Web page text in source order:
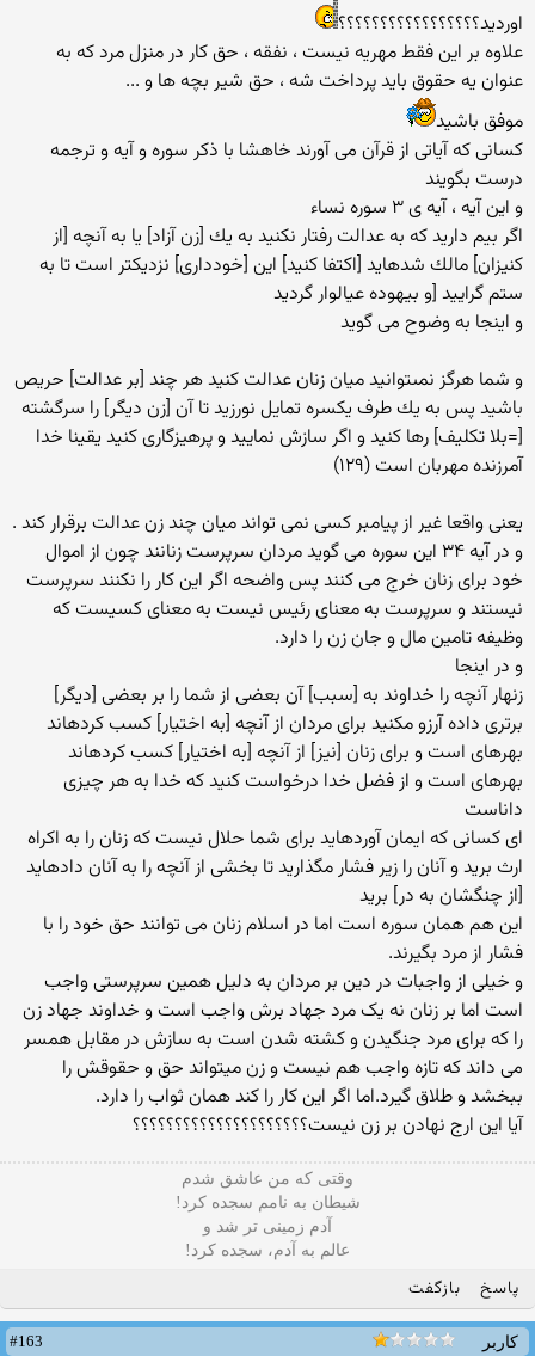
اوردید؟؟؟؟؟؟؟؟؟؟؟؟؟؟؟؟؟
علاوه بر این فقط مهریه نیست ، نفقه ، حق کار در منزل مرد که به
عنوان یه حقوق باید پرداخت شه ، حق شیر بچه ها و ...
موفق باشید
کسانی که آیاتی از قرآن می آورند خاهشا با ذکر سوره و آیه و ترجمه
درست بگویند
و این آیه ، آیه ی ۳ سوره نساء
اگر بيم داريد كه به عدالت رفتار نكنيد به يك [زن آزاد] يا به آنچه [از
كنيزان] مالك شده‏ايد [اكتفا كنيد] اين [خوددارى] نزديكتر است تا به
ستم گراييد [و بيهوده عيال‏وار گرديد
و اینجا به وضوح می گوید
و شما هرگز نمى‏توانيد ميان زنان عدالت كنيد هر چند [بر عدالت] حريص
باشيد پس به يك طرف يكسره تمايل نورزيد تا آن [زن ديگر] را سرگشته
[=بلا تكليف] رها كنيد و اگر سازش نماييد و پرهيزگارى كنيد يقينا خدا
آمرزنده مهربان است (۱۲۹)
یعنی واقعا غیر از پیامبر کسی نمی تواند میان چند زن عدالت برقرار کند .
و در آیه ۳۴ این سوره می گوید مردان سرپرست زنانند چون از اموال
خود برای زنان خرج می کنند پس واضحه اگر این کار را نکنند سرپرست
نیستند و سرپرست به معنای رئیس نیست به معنای کسیست که
وظیفه تامین مال و جان زن را دارد.
و در اینجا
زنهار آنچه را خداوند به [سبب] آن بعضى از شما را بر بعضى [ديگر]
برترى داده آرزو مكنيد براى مردان از آنچه [به اختيار] كسب كرده‏اند
بهره‏اى است و براى زنان [نيز] از آنچه [به اختيار] كسب كرده‏اند
بهره‏اى است و از فضل خدا درخواست كنيد كه خدا به هر چيزى
داناست
اى كسانى كه ايمان آورده‏ايد براى شما حلال نيست كه زنان را به اكراه
ارث بريد و آنان را زير فشار مگذاريد تا بخشى از آنچه را به آنان داده‏ايد
[از چنگشان به در] بريد
این هم همان سوره است اما در اسلام زنان می توانند حق خود را با
فشار از مرد بگیرند.
و خیلی از واجبات در دین بر مردان به دلیل همین سرپرستی واجب
است اما بر زنان نه یک مرد جهاد برش واجب است و خداوند جهاد زن
را که برای مرد جنگیدن و کشته شدن است به سازش در مقابل همسر
می داند که تازه واجب هم نیست و زن میتواند حق و حقوقش را
ببخشد و طلاق گیرد.اما اگر این کار را کند همان ثواب را دارد.
آیا این ارج نهادن بر زن نیست؟؟؟؟؟؟؟؟؟؟؟؟؟؟؟؟؟؟؟؟؟
وقتی که من عاشق شدم
شیطان به نامم سجده کرد!
آدم زمینی تر شد و
عالم به آدم، سجده کرد!
پاسخ بازگفت
کاربر #163